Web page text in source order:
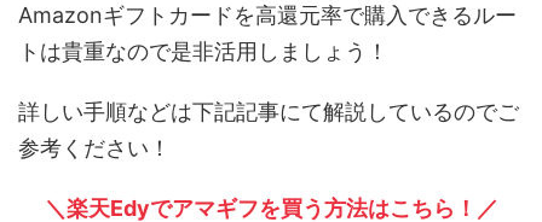
Amazonギフトカードを高還元率で購入できるルー
トは貴重なので是非活用しましょう！
詳しい手順などは下記記事にて解説しているのでご
参考ください！
＼楽天Edyでアマギフを買う方法はこちら！／